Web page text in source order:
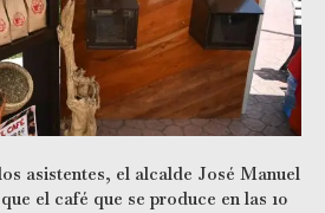
asistentes, el alcalde José Manuel
el café que se produce en las 10